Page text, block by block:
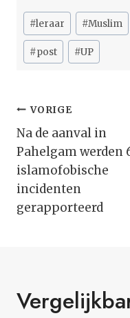
Bericht
tags:
#leraar #Muslim
#post #UP
Bericht
Navigatie
VORIGE
Na de aanval in
Pahelgam werden
islamofobische
incidenten
gerapporteerd